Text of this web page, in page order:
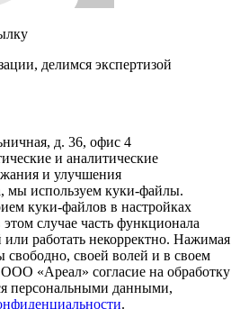
делимся экспертизой
д. 36, офис 4
и аналитические
и улучшения
мы используем куки-файлы.
куки-файлов в настройках
этом случае часть функционала
или работать некорректно. Нажимая
своей волей и в своем
ООО «Ареал» согласие на обработку
персональными данными,
.